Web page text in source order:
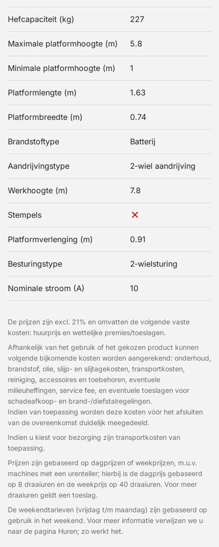
Hefcapaciteit (kg) 227
Maximale platformhoogte (m) 5.8
Minimale platformhoogte (m) 1
Platformlengte (m) 1.63
Platformbreedte (m) 0.74
Brandstoftype Batterij
Aandrijvingstype 2‑wiel aandrijving
Werkhoogte (m) 7.8
Stempels
Platformverlenging (m) 0.91
Besturingstype 2‑wielsturing
Nominale stroom (A) 10
De prijzen zijn excl. 21% en omvatten de volgende vaste
kosten: huurprijs en wettelijke premies/toeslagen.
Afhankelijk van het gebruik of het gekozen product kunnen
volgende bijkomende kosten worden aangerekend: onderhoud,
brandstof, olie, slijp- en slijtagekosten, transportkosten,
reiniging, accessoires en toebehoren, eventuele
milieuheffingen, service fee, en eventuele toeslagen voor
schadeafkoop- en brand-/diefstalregelingen.
Indien van toepassing worden deze kosten vóór het afsluiten
van de overeenkomst duidelijk meegedeeld.
Indien u kiest voor bezorging zijn transportkosten van
toepassing.
Prijzen zijn gebaseerd op dagprijzen of weekprijzen, m.u.v.
machines met een urenteller; hierbij is de dagprijs gebaseerd
op 8 draaiuren en de weekprijs op 40 draaiuren. Voor meer
draaiuren geldt een toeslag.
De weekendtarieven (vrijdag t/m maandag) zijn gebaseerd op
gebruik in het weekend. Voor meer informatie verwijzen we u
naar de pagina Huren; zo werkt het.